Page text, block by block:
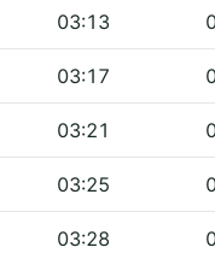
03:13
03:17
03:21
03:25
03:28